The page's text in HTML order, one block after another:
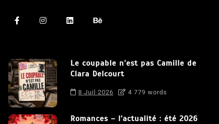
Le coupable n’est pas Camille de
Clara Delcourt
8 Juil 2026 4 779 words
Romances – l’actualité : été 2026